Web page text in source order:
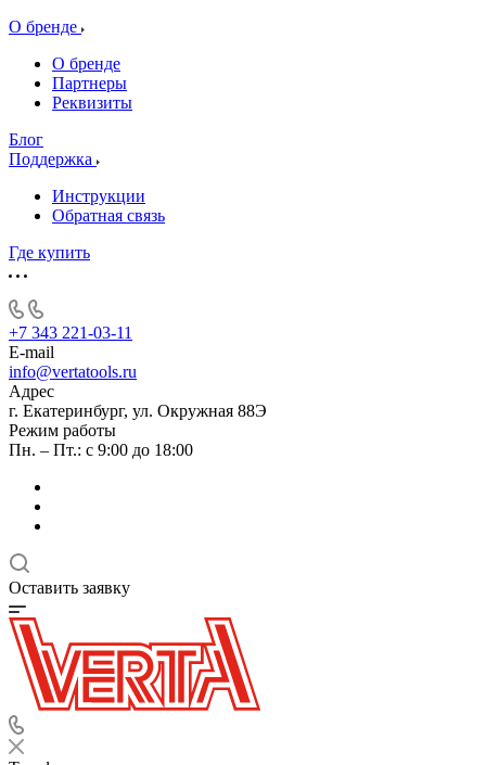
О бренде
О бренде
Партнеры
Реквизиты
Блог
Поддержка
Инструкции
Обратная связь
Где купить
+7 343 221-03-11
E-mail
info@vertatools.ru
Адрес
г. Екатеринбург, ул. Окружная 88Э
Режим работы
Пн. – Пт.: с 9:00 до 18:00
Оставить заявку